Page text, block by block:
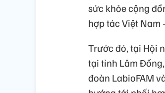
sức khỏe cộng
hợp tác Việt Nam
Trước đó, tại Hội
tại tỉnh Lâm
đoàn LabioFAM